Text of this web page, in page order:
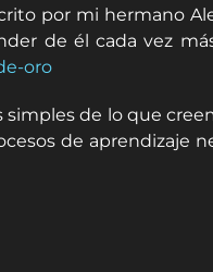
por mi hermano
de él cada vez
oro
de lo que
de aprendizaje